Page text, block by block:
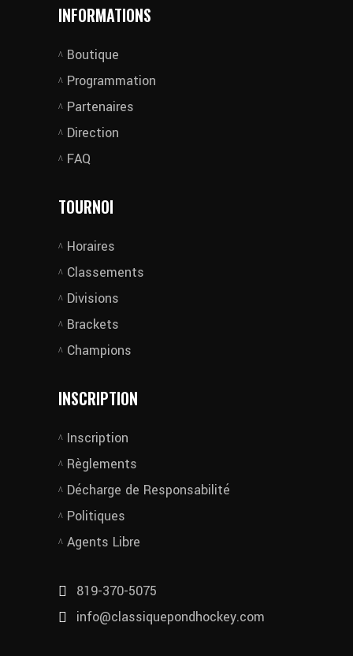
INFORMATIONS
Boutique
Programmation
Partenaires
Direction
FAQ
TOURNOI
Horaires
Classements
Divisions
Brackets
Champions
INSCRIPTION
Inscription
Règlements
Décharge de Responsabilité
Politiques
Agents Libre
819-370-5075
info@classiquepondhockey.com